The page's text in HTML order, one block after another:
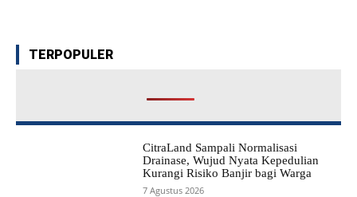
TERPOPULER
CitraLand Sampali Normalisasi
Drainase, Wujud Nyata Kepedulian
Kurangi Risiko Banjir bagi Warga
7 Agustus 2026